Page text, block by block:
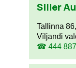
Siller
Tallinna
Viljandi
☎ 444